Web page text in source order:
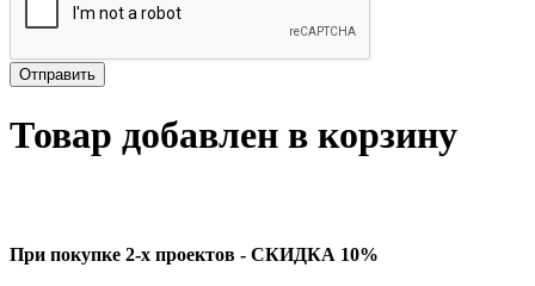
Товар добавлен в корзину
При покупке 2-х проектов - СКИДКА 10%